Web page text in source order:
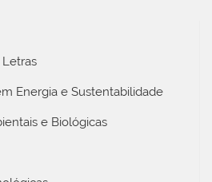
Energia e Sustentabilidade
e Biológicas